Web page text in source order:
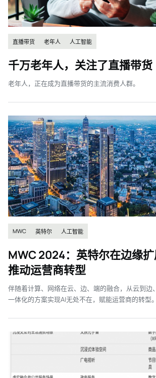
直播带货 老年人 人工智能
千万老年人，关注了直播带货
老年人，正在成为直播带货的主流消费人群。
MWC 英特尔 人工智能
MWC 2024：英特尔在边缘
推动运营商转型
伴随着计算、网络在云、边、端的融合，从云到边
一体化的方案实现AI无处不在，赋能运营商的转型。